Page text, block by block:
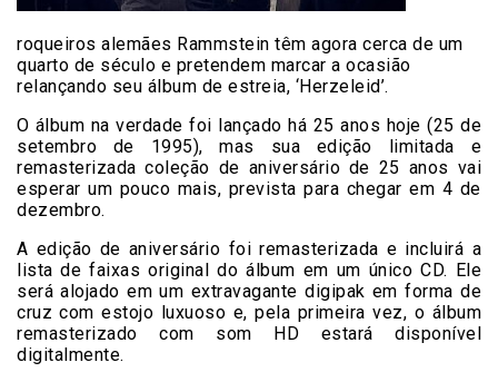
roqueiros alemães Rammstein têm agora cerca de um
quarto de século e pretendem marcar a ocasião
relançando seu álbum de estreia, ‘Herzeleid’.
O álbum na verdade foi lançado há 25 anos hoje (25 de
setembro de 1995), mas sua edição limitada e
remasterizada coleção de aniversário de 25 anos vai
esperar um pouco mais, prevista para chegar em 4 de
dezembro.
A edição de aniversário foi remasterizada e incluirá a
lista de faixas original do álbum em um único CD. Ele
será alojado em um extravagante digipak em forma de
cruz com estojo luxuoso e, pela primeira vez, o álbum
remasterizado com som HD estará disponível
digitalmente.